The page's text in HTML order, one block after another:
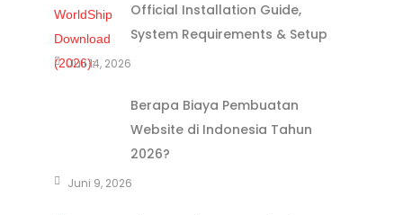
Official Installation Guide,
System Requirements & Setup
Juli 14, 2026
Berapa Biaya Pembuatan
Website di Indonesia Tahun
2026?
Juni 9, 2026